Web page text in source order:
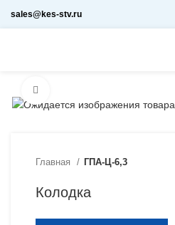
sales@kes-stv.ru
Главная ГПА-Ц-6,3
Колодка